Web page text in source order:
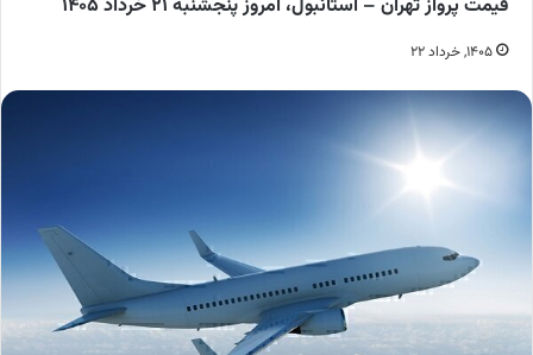
قیمت پرواز تهران – استانبول، امروز پنجشنبه ۲۱ خرداد ۱۴۰۵
۱۴۰۵, خرداد ۲۲